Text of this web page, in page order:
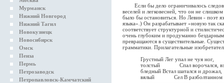
Мурманск
Нижний Новгород
Нижний Тагил
Новокузнецк
Новосибирск
Омск
Пенза
Пермь
Петрозаводск
Петропавловск-Камчатский
Если бы дело ограничивалось
веселей и легковесней, что он не
было бы остановиться. Но Левин - поэт
языка».) Он разрабатывает «новую так
соответствует структурной и
очень глубоким и продуманно
превращаются в существительные.
грамматики. Прилагательные
Грустный Лег упал не чуя ног,
толстый Спал ворочался,
бледный Встал шатался и дрожал,
вялый Сел В разболтанном